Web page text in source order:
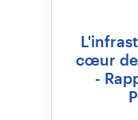
cœur
-